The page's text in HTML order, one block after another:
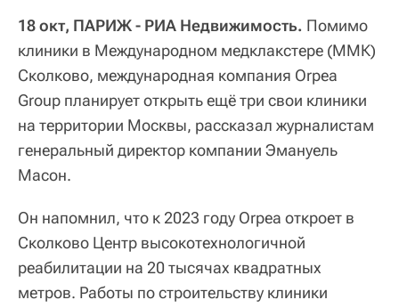
18 окт, ПАРИЖ - РИА Недвижимость. Помимо
клиники в Международном медклакстере (ММК)
Сколково, международная компания Orpea
Group планирует открыть ещё три свои клиники
на территории Москвы, рассказал журналистам
генеральный директор компании Эмануель
Масон.
Он напомнил, что к 2023 году Orpea откроет в
Сколково Центр высокотехнологичной
реабилитации на 20 тысячах квадратных
метров. Работы по строительству клиники